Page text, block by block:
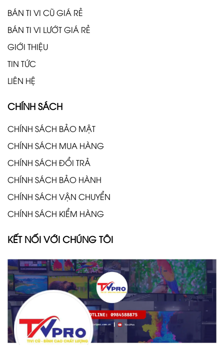
BÁN TI VI CŨ GIÁ RẺ
BÁN TI VI LƯỚT GIÁ RẺ
GIỚI THIỆU
TIN TỨC
LIÊN HỆ
CHÍNH SÁCH
CHÍNH SÁCH BẢO MẬT
CHÍNH SÁCH MUA HÀNG
CHÍNH SÁCH ĐỔI TRẢ
CHÍNH SÁCH BẢO HÀNH
CHÍNH SÁCH VẬN CHUYỂN
CHÍNH SÁCH KIỂM HÀNG
KẾT NỐI VỚI CHÚNG TÔI